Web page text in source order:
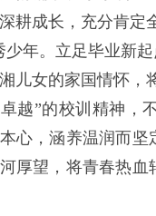
耕成长，充分肯
少年。立足毕业新
儿女的家国情怀，
越”的校训精神，
心，涵养温润而
厚望，将青春热血